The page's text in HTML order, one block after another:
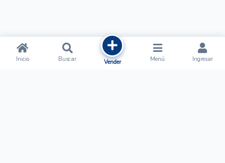
Inicio Buscar Vender Menú Ingresar